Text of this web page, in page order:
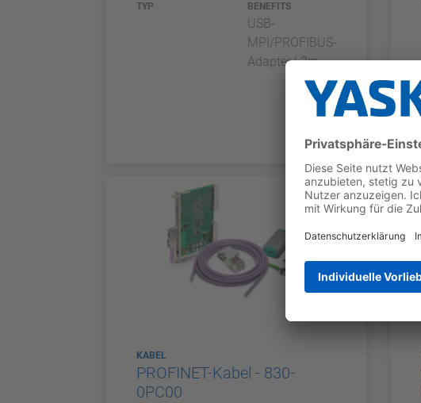
TYP BENEFITS
USB-
MPI/PROFIBUS-
Adapter | 3m
KABEL
PROFINET-Kabel - 830-
0PC00